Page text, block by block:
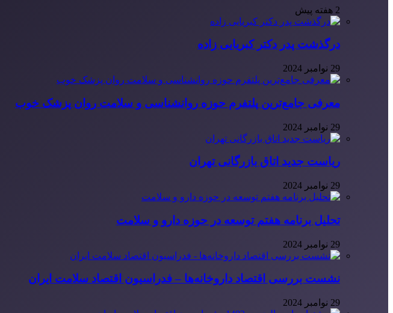
2 هفته پیش
درگذشت پدر دکتر کبریایی زاده
29 نوامبر 2024
معرفی جامع‌ترین پلتفرم حوزه روانشناسی و سلامت روان پزشک خوب
29 نوامبر 2024
ریاست جدید اتاق بازرگانی تهران
29 نوامبر 2024
تحلیل برنامه هفتم توسعه در حوزه دارو و سلامت
29 نوامبر 2024
نشست بررسی اقتصاد داروخانه‌ها – فدراسیون اقتصاد سلامت ایران
29 نوامبر 2024